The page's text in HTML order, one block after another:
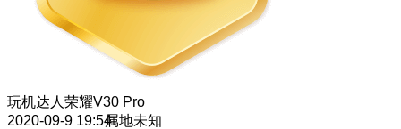
玩机达人 荣耀V30 Pro
2020-09-9 19:54属地未知